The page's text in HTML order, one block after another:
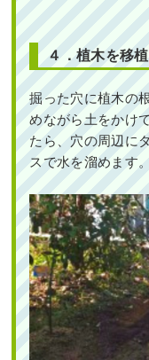
４．植木を移
掘った穴に植木の
めながら土をかけ
たら、穴の周辺に
スで水を溜めます。